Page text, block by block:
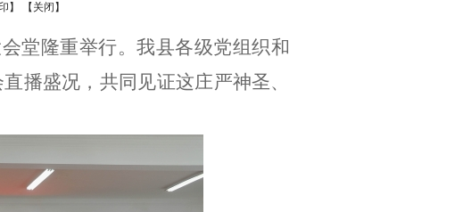
】 【关闭】
堂隆重举行。我县各级党组织和
播盛况，共同见证这庄严神圣、